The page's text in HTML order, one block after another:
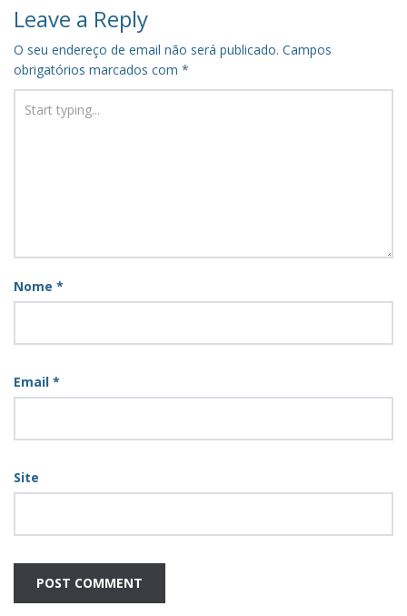
Leave a Reply
O seu endereço de email não será publicado. Campos
obrigatórios marcados com *
Nome *
Email *
Site